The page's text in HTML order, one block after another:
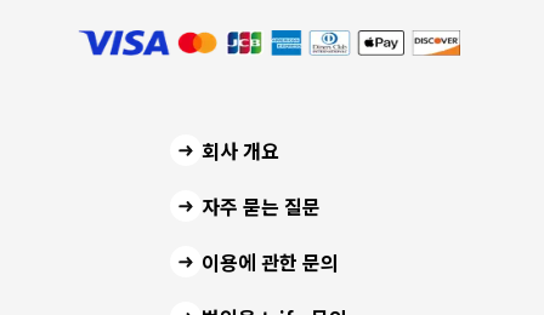
회사 개요
자주 묻는 질문
이용에 관한 문의